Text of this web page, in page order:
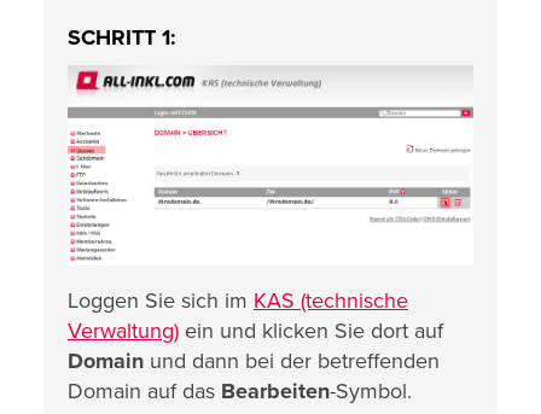
SCHRITT 1:
Loggen Sie sich im KAS (technische
Verwaltung) ein und klicken Sie dort auf
Domain und dann bei der betreffenden
Domain auf das Bearbeiten-Symbol.